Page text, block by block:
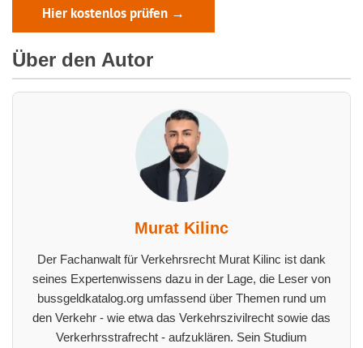
Hier kostenlos prüfen →
Über den Autor
Murat Kilinc
Der Fachanwalt für Verkehrsrecht Murat Kilinc ist dank
seines Expertenwissens dazu in der Lage, die Leser von
bussgeldkatalog.org umfassend über Themen rund um
den Verkehr - wie etwa das Verkehrszivilrecht sowie das
Verkerhrsstrafrecht - aufzuklären. Sein Studium